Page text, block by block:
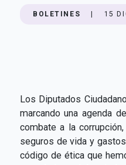
BOLETINES 15
Los Diputados
marcando una agenda
combate a la
seguros de vida y
código de ética que